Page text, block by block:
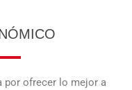
por ofrecer lo mejor a